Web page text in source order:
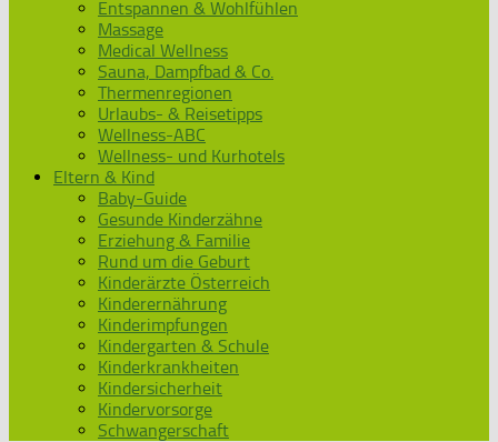
Entspannen & Wohlfühlen
Massage
Medical Wellness
Sauna, Dampfbad & Co.
Thermenregionen
Urlaubs- & Reisetipps
Wellness-ABC
Wellness- und Kurhotels
Eltern & Kind
Baby-Guide
Gesunde Kinderzähne
Erziehung & Familie
Rund um die Geburt
Kinderärzte Österreich
Kinderernährung
Kinderimpfungen
Kindergarten & Schule
Kinderkrankheiten
Kindersicherheit
Kindervorsorge
Schwangerschaft